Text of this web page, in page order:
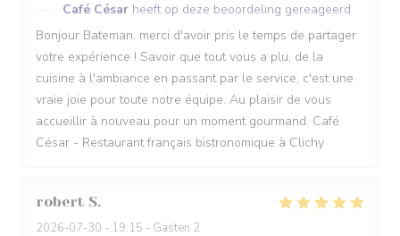
Café César heeft op deze beoordeling gereageerd
Bonjour Bateman, merci d'avoir pris le temps de partager
votre expérience ! Savoir que tout vous a plu, de la
cuisine à l'ambiance en passant par le service, c'est une
vraie joie pour toute notre équipe. Au plaisir de vous
accueillir à nouveau pour un moment gourmand. Café
César - Restaurant français bistronomique à Clichy
robert S
2026-07-30 - 19:15 - Gasten 2